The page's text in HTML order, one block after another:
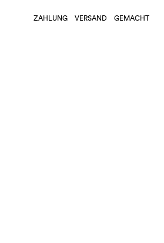
ZAHLUNG VERSAND GEMACHT